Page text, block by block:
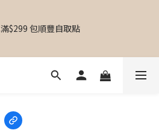
紀｜銅鑼灣東角Laforet｜葵芳葵涌廣
$299 包順豐自取點
｜專屬禮物｜個人化送禮｜日韓飾物